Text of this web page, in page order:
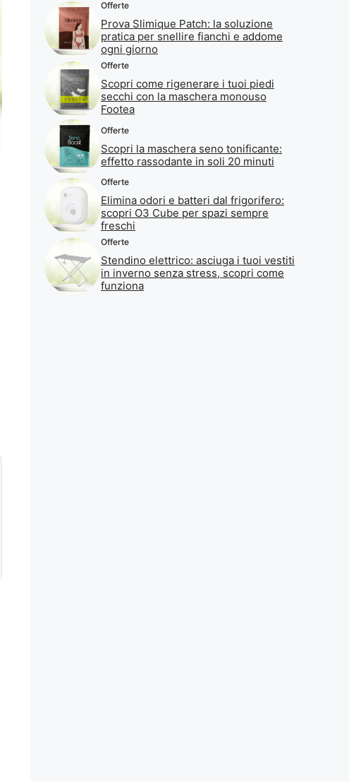
Offerte
Prova Slimique Patch: la soluzione
pratica per snellire fianchi e addome
ogni giorno
Offerte
Scopri come rigenerare i tuoi piedi
secchi con la maschera monouso
Footea
Offerte
Scopri la maschera seno tonificante:
effetto rassodante in soli 20 minuti
Offerte
Elimina odori e batteri dal frigorifero:
scopri O3 Cube per spazi sempre
freschi
Offerte
Stendino elettrico: asciuga i tuoi vestiti
in inverno senza stress, scopri come
funziona